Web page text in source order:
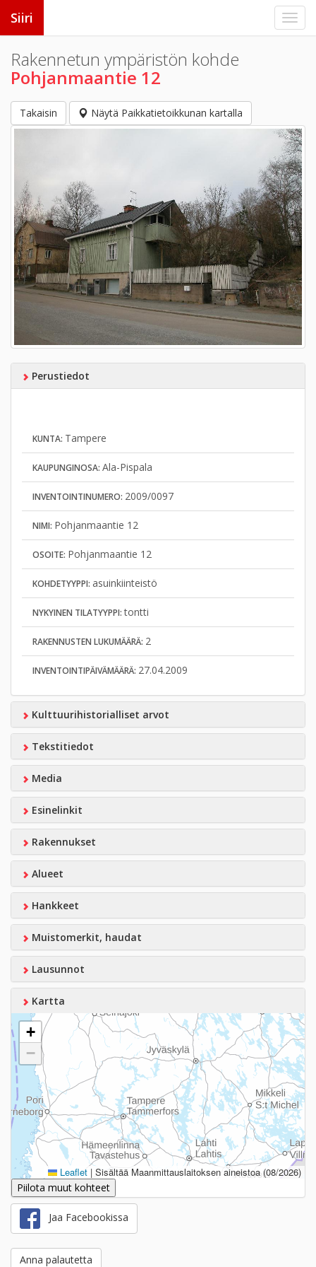
Siiri
Rakennetun ympäristön kohde
Pohjanmaantie 12
Takaisin Näytä Paikkatietoikkunan kartalla
Perustiedot
KUNTA: Tampere
KAUPUNGINOSA: Ala-Pispala
INVENTOINTINUMERO: 2009/0097
NIMI: Pohjanmaantie 12
OSOITE: Pohjanmaantie 12
KOHDETYYPPI: asuinkiinteistö
NYKYINEN TILATYYPPI:tontti
RAKENNUSTEN LUKUMÄÄRÄ: 2
INVENTOINTIPÄIVÄMÄÄRÄ: 27.04.2009
Kulttuurihistorialliset arvot
Tekstitiedot
Media
Esinelinkit
Rakennukset
Alueet
Hankkeet
Muistomerkit, haudat
Lausunnot
Kartta
+
−
Leaflet | Sisältää Maanmittauslaitoksen aineistoa (08/2026)
Piilota muut kohteet
Jaa Facebookissa
Anna palautetta